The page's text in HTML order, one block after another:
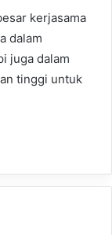
kerjasama
dalam
juga dalam
tinggi untuk